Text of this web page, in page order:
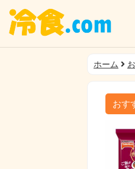
ホーム
おす